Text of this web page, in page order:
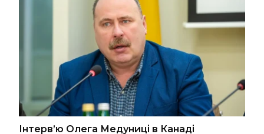
Інтерв’ю Олега Медуниці в Канаді